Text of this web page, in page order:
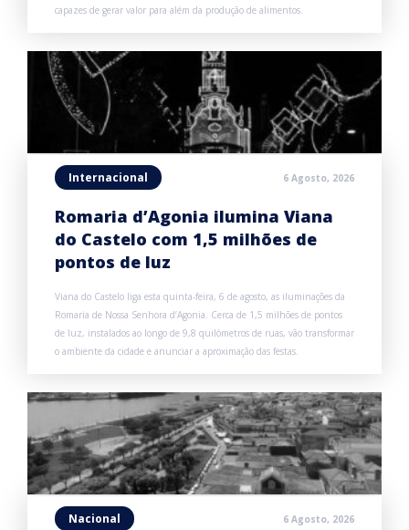
capazes de gerar valor para além da produção de alimentos.
Internacional 6 Agosto, 2026
Romaria d’Agonia ilumina Viana
do Castelo com 1,5 milhões de
pontos de luz
Viana do Castelo liga esta quinta-feira, 6 de agosto, as iluminações da
Romaria de Nossa Senhora d’Agonia. Cerca de 1,5 milhões de pontos
de luz, instalados ao longo de 9,8 quilómetros de ruas, vão transformar
o ambiente da cidade e anunciar a aproximação das festas.
Nacional 6 Agosto, 2026